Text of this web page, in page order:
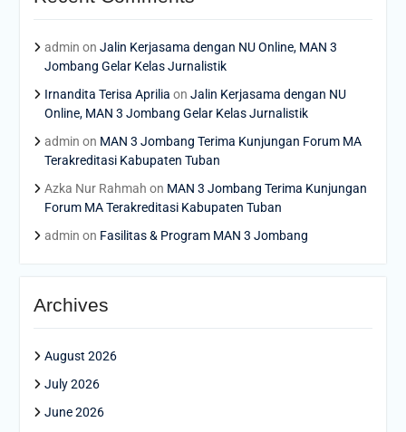
admin on Jalin Kerjasama dengan NU Online, MAN 3
Jombang Gelar Kelas Jurnalistik
Irnandita Terisa Aprilia on Jalin Kerjasama dengan NU
Online, MAN 3 Jombang Gelar Kelas Jurnalistik
admin on MAN 3 Jombang Terima Kunjungan Forum MA
Terakreditasi Kabupaten Tuban
Azka Nur Rahmah on MAN 3 Jombang Terima Kunjungan
Forum MA Terakreditasi Kabupaten Tuban
admin on Fasilitas & Program MAN 3 Jombang
Archives
August 2026
July 2026
June 2026